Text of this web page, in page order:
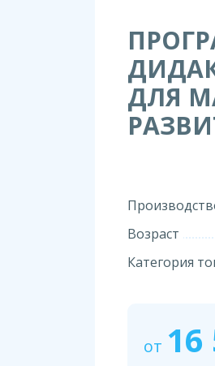
ДЛЯ
Возраст
Категория
от 16